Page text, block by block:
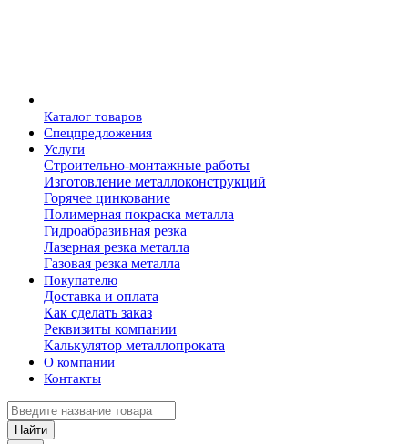
Каталог товаров
Спецпредложения
Услуги
Строительно-монтажные работы
Изготовление металлоконструкций
Горячее цинкование
Полимерная покраска металла
Гидроабразивная резка
Лазерная резка металла
Газовая резка металла
Покупателю
Доставка и оплата
Как сделать заказ
Реквизиты компании
Калькулятор металлопроката
О компании
Контакты
Найти